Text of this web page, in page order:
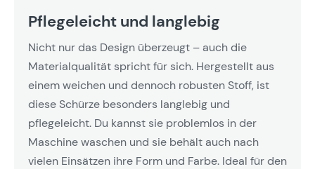
Pflegeleicht und langlebig
Nicht nur das Design überzeugt – auch die
Materialqualität spricht für sich. Hergestellt aus
einem weichen und dennoch robusten Stoff, ist
diese Schürze besonders langlebig und
pflegeleicht. Du kannst sie problemlos in der
Maschine waschen und sie behält auch nach
vielen Einsätzen ihre Form und Farbe. Ideal für den